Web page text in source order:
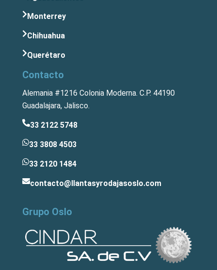
Monterrey
Chihuahua
Querétaro
Contacto
Alemania #1216 Colonia Moderna. C.P. 44190
Guadalajara, Jalisco.
33 2122 5748
33 3808 4503
33 2120 1484
contacto@llantasyrodajasoslo.com
Grupo Oslo